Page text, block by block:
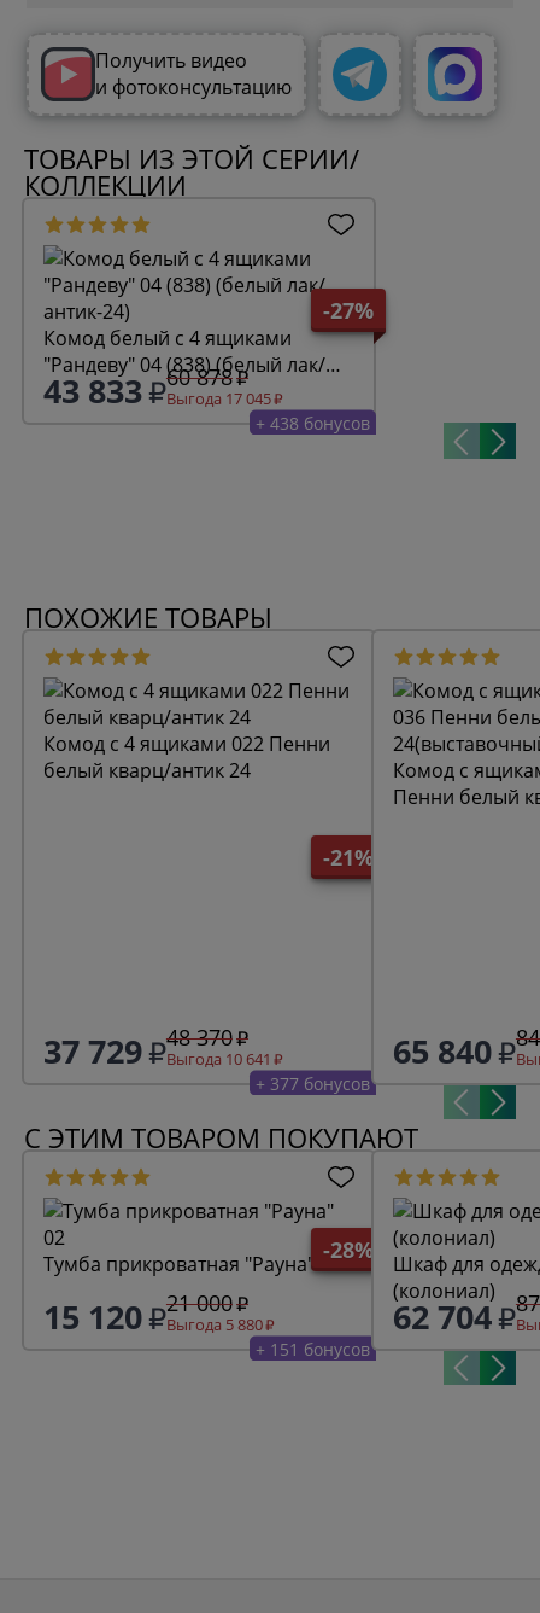
Получить видео
и фотоконсультацию
ТОВАРЫ ИЗ ЭТОЙ СЕРИИ/
КОЛЛЕКЦИИ
-27%
Комод белый с 4 ящиками
"Рандеву" 04 (838) (белый лак/
антик-24)
43 833 60 878
Выгода 17 045
+ 438 бонусов
ПОХОЖИЕ ТОВАРЫ
-21%
Комод с 4 ящиками 022 Пенни
белый кварц/антик 24
37 729 48 370
Выгода 10 641
+ 377 бонусов
Комод с
Пенни белый
65 840
С ЭТИМ ТОВАРОМ ПОКУПАЮТ
-28%
Тумба прикроватная "Рауна" 02
15 120 21 000
Выгода 5 880
+ 151 бонусов
Шкаф для
(колониал)
62 704